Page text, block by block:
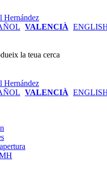
VALENCIÀ
la teua cerca
VALENCIÀ